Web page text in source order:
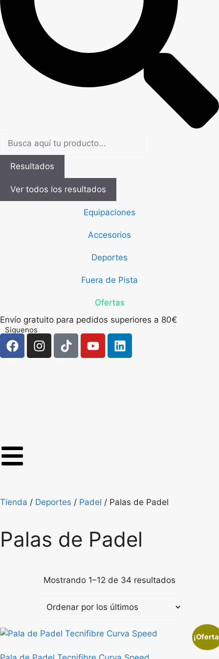
Resultados
Ver todos los resultados
Equipaciones
Accesorios
Deportes
Fuera de Pista
Ofertas
Envío gratuito para pedidos superiores a 80€
Siguenos
Tienda / Deportes / Padel / Palas de Padel
Palas de Padel
Mostrando 1–12 de 34 resultados